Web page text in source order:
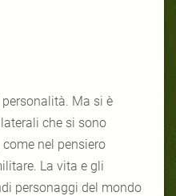
Ma si è
che si sono
nel pensiero
La vita e gli
personaggi del mondo